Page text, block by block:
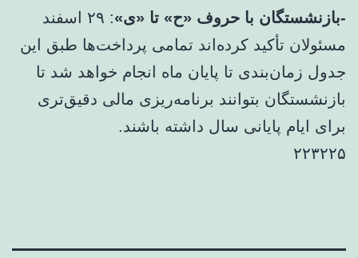
-بازنشستگان با حروف «ح» تا «ی»: ۲۹ اسفند
مسئولان تأکید کرده‌اند تمامی پرداخت‌ها طبق این
جدول زمان‌بندی تا پایان ماه انجام خواهد شد تا
بازنشستگان بتوانند برنامه‌ریزی مالی دقیق‌تری
برای ایام پایانی سال داشته باشند.
۲۲۳۲۲۵